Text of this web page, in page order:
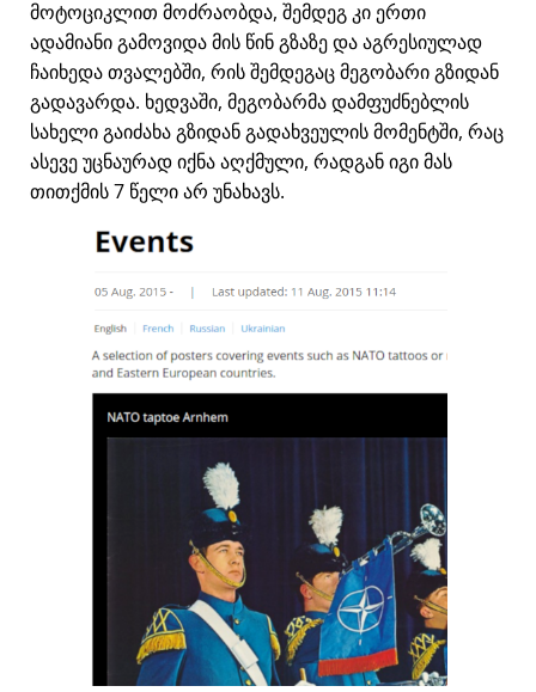
მოტოციკლით მოძრაობდა, შემდეგ კი ერთი
ადამიანი გამოვიდა მის წინ გზაზე და აგრესიულად
ჩაიხედა თვალებში, რის შემდეგაც მეგობარი გზიდან
გადავარდა. ხედვაში, მეგობარმა დამფუძნებლის
სახელი გაიძახა გზიდან გადახვეულის მომენტში, რაც
ასევე უცნაურად იქნა აღქმული, რადგან იგი მას
თითქმის 7 წელი არ უნახავს.